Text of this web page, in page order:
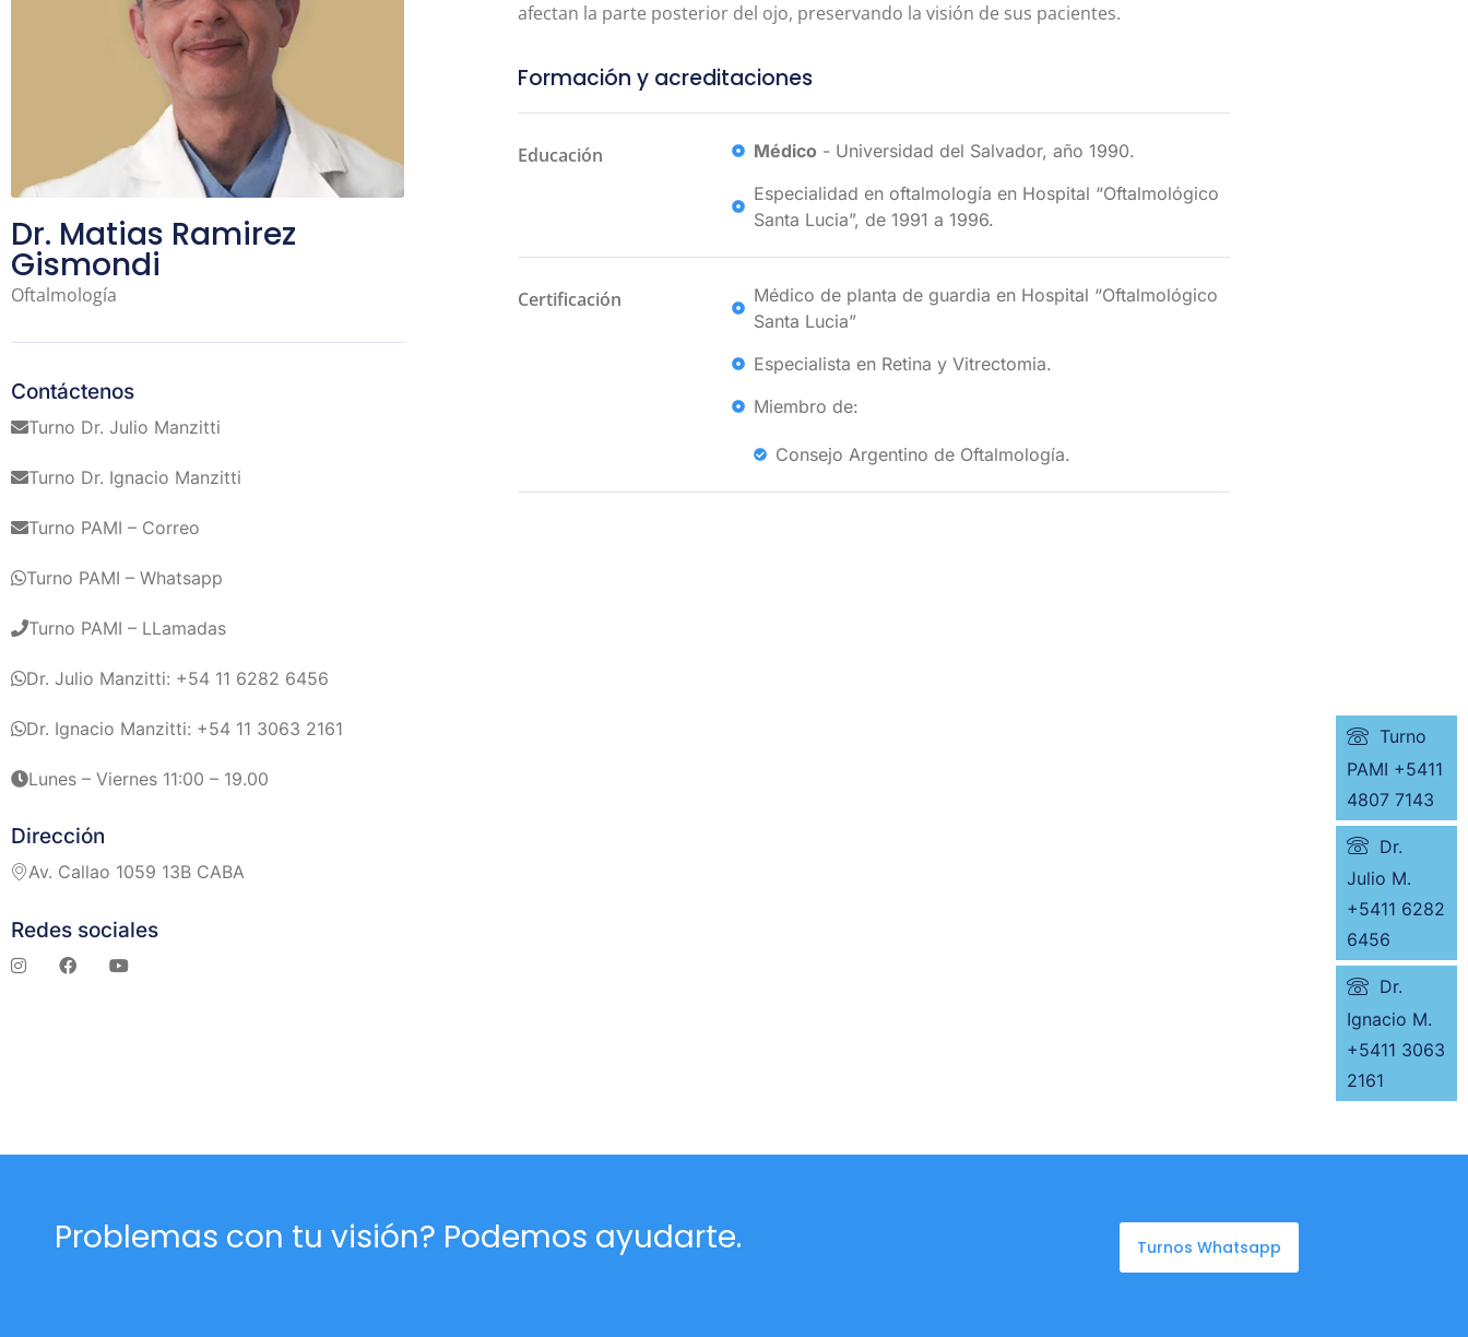
Dr. Matias Ramirez
Gismondi
Oftalmología
Contáctenos
Turno Dr. Julio Manzitti
Turno Dr. Ignacio Manzitti
Turno PAMI – Correo
Turno PAMI – Whatsapp
Turno PAMI – LLamadas
Dr. Julio Manzitti: +54 11 6282 6456
Dr. Ignacio Manzitti: +54 11 3063 2161
Lunes – Viernes 11:00 – 19.00
Dirección
Av. Callao 1059 13B CABA
Redes sociales
afectan la parte posterior del ojo, preservando la visión de sus pacientes.
Formación y acreditaciones
Educación Médico - Universidad del Salvador, año 1990.
Especialidad en oftalmología en Hospital “Oftalmológico
Santa Lucia”, de 1991 a 1996.
Certificación
Médico de planta de guardia en Hospital “Oftalmológico
Santa Lucia”
Especialista en Retina y Vitrectomia.
Miembro de:
Consejo Argentino de Oftalmología.
Problemas con tu visión? Podemos ayudarte. Turnos Whatsapp
Turno
PAMI +5411
4807 7143
Dr.
Julio M.
+5411 6282
6456
Dr.
Ignacio M.
+5411 3063
2161